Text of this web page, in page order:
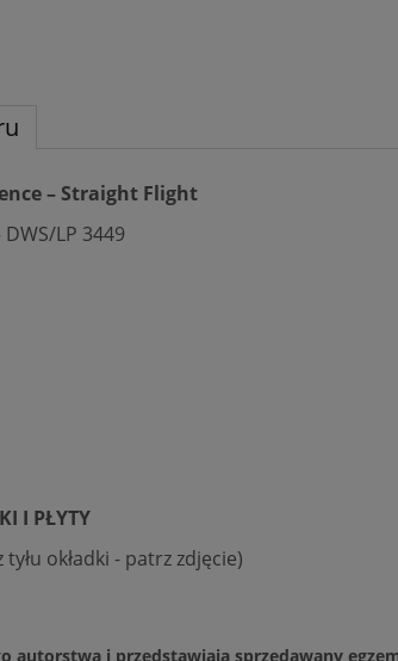
– Straight Flight
LP 3449
I PŁYTY
tyłu okładki - patrz zdjęcie)
autorstwa i przedstawiają sprzedawany